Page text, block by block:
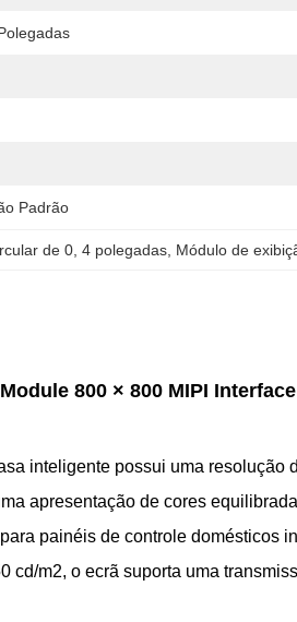
Padrão
de 0 , 4 polegadas Módulo de
800 × 800 MIPI
inteligente possui uma
apresentação de cores
painéis de controle domésticos
cd/m2, o ecrã suporta uma